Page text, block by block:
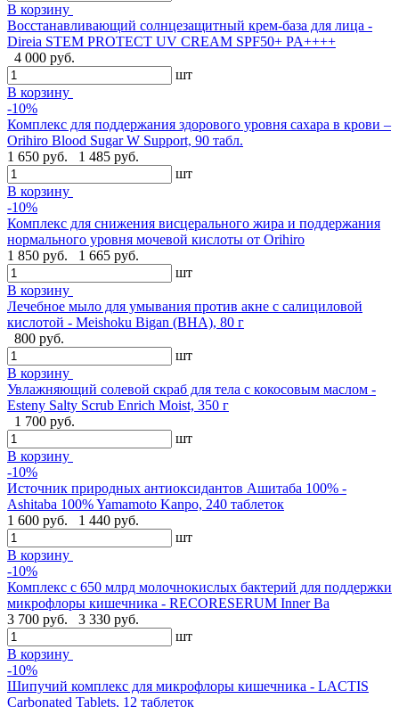
В корзину
Восстанавливающий солнцезащитный крем-база для лица -
Direia STEM PROTECT UV CREAM SPF50+ PA++++
4 000 руб.
шт
В корзину
-10%
Комплекс для поддержания здорового уровня сахара в крови –
Orihiro Blood Sugar W Support, 90 табл.
1 650 руб.
1 485 руб.
шт
В корзину
-10%
Комплекс для снижения висцерального жира и поддержания
нормального уровня мочевой кислоты от Orihiro
1 850 руб.
1 665 руб.
шт
В корзину
Лечебное мыло для умывания против акне с салициловой
кислотой - Meishoku Bigan (BHA), 80 г
800 руб.
шт
В корзину
Увлажняющий солевой скраб для тела с кокосовым маслом -
Esteny Salty Scrub Enrich Moist, 350 г
1 700 руб.
шт
В корзину
-10%
Источник природных антиоксидантов Ашитаба 100% -
Ashitaba 100% Yamamoto Kanpo, 240 таблеток
1 600 руб.
1 440 руб.
шт
В корзину
-10%
Комплекс с 650 млрд молочнокислых бактерий для поддержки
микрофлоры кишечника - RECORESERUM Inner Ba
3 700 руб.
3 330 руб.
шт
В корзину
-10%
Шипучий комплекс для микрофлоры кишечника - LACTIS
Carbonated Tablets, 12 таблеток